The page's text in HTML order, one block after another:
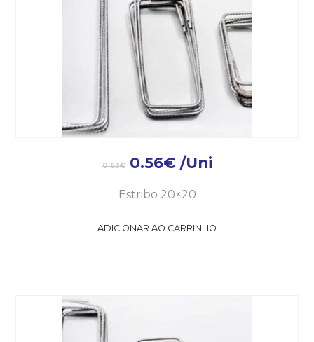
0.63€ 0.56€ /Uni
Estribo 20×20
ADICIONAR AO CARRINHO